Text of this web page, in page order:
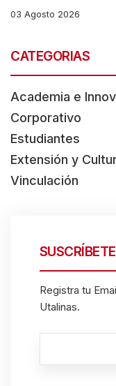
03 Agosto 2026
CATEGORIAS
Academia e
Corporativo
Estudiantes
Extensión y
Vinculación
SUSCRÍBETE
Registra tu
Utalinas.